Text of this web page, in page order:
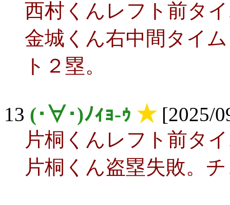
西村くんレフト前タ
金城くん右中間タイ
ト２塁。
13 (･∀･)ﾉｨｮ-ｩ ★[2025/
片桐くんレフト前タ
片桐くん盗塁失敗。